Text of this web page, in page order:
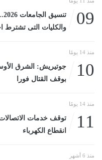
09
والكليات التى تشترط
منذ 14 يومًا
10
جوتيريش: الشرق
بوقف القتال فورا
منذ 14 يومًا
11
توقف خدمات
انقطاع الكهرباء
منذ 6 أشهر